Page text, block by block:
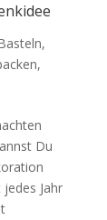
,
,
Du
Jahr